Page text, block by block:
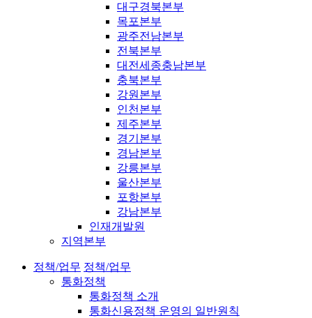
대구경북본부
목포본부
광주전남본부
전북본부
대전세종충남본부
충북본부
강원본부
인천본부
제주본부
경기본부
경남본부
강릉본부
울산본부
포항본부
강남본부
인재개발원
지역본부
정책/업무 정책/업무
통화정책
통화정책 소개
통화신용정책 운영의 일반원칙